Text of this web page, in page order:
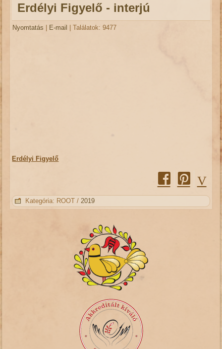
Erdélyi Figyelő - interjú
Nyomtatás E-mail | Találatok: 9477
Erdélyi Figyelő
Kategória: ROOT / 2019